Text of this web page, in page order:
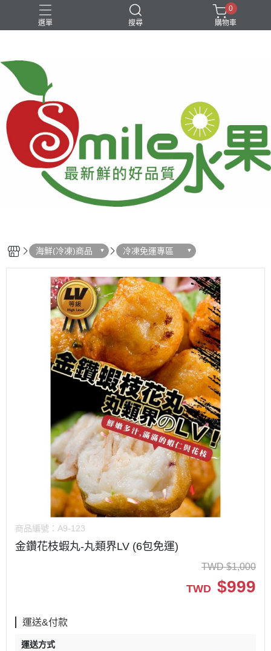
選單 搜尋
中秋柚子
銅鑼燒
0
購物車
海鮮(冷凍)商品 冷凍免運專區
商品編號： A9-123
金鑽花枝蝦丸-丸類界LV (6包免運)
TWD $1,000
TWD $999
運送&付款
運送方式